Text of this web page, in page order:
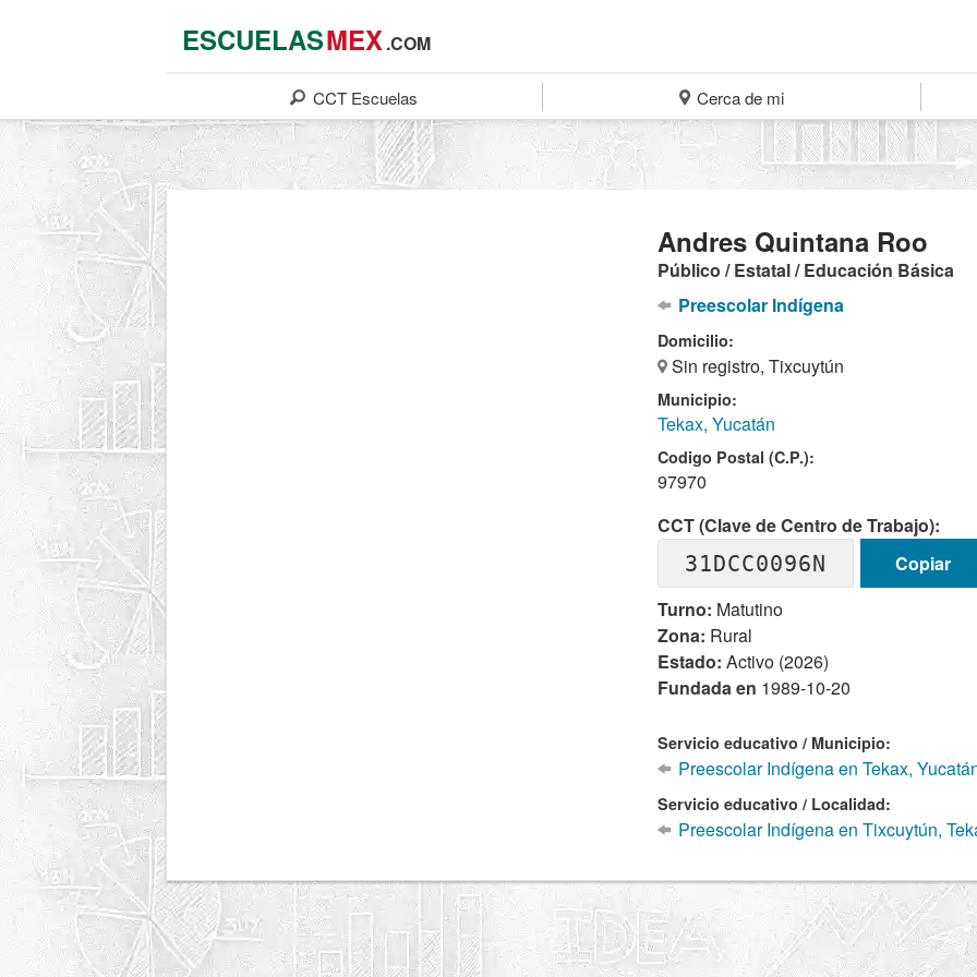
ESCUELASMEX.COM
CCT Escuelas Cerca de mi
Andres Quintana Roo
Público / Estatal / Educación Básica
Preescolar Indígena
Domicilio:
Sin registro, Tixcuytún
Municipio:
Tekax, Yucatán
Codigo Postal (C.P.):
97970
CCT (Clave de Centro de Trabajo):
31DCC0096N
Copiar
Turno: Matutino
Zona: Rural
Estado: Activo (2026)
Fundada en 1989-10-20
Servicio educativo / Municipio:
Preescolar Indígena en Tekax,
Servicio educativo / Localidad:
Preescolar Indígena en Tixcuytún,